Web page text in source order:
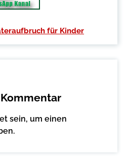
für Kinder
sein, um einen